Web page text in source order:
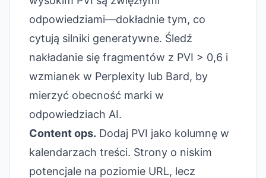
odpowiedziami—dokładnie tym, co
cytują silniki generatywne. Śledź
nakładanie się fragmentów z PVI > 0,6 i
wzmianek w Perplexity lub Bard, by
mierzyć obecność marki w
odpowiedziach AI.
Content ops. Dodaj PVI jako kolumnę w
kalendarzach treści. Strony o niskim
potencjale na poziomie URL, lecz